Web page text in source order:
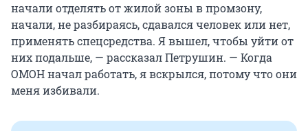
начали отделять от жилой зоны в промзону,
начали, не разбираясь, сдавался человек или нет,
применять спецсредства. Я вышел, чтобы уйти от
них подальше, — рассказал Петрушин. — Когда
ОМОН начал работать, я вскрылся, потому что они
меня избивали.